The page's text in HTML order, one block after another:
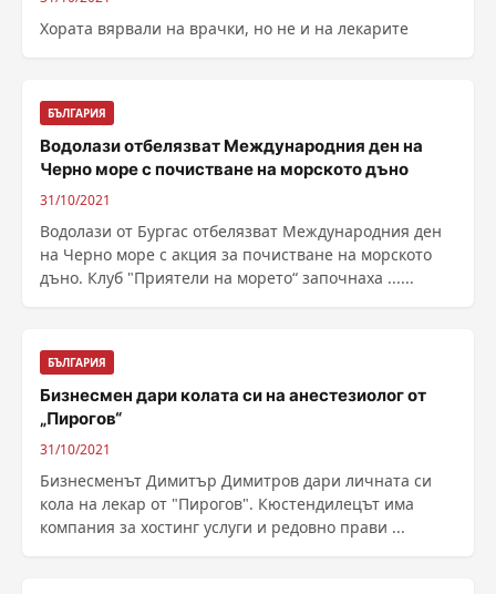
Хората вярвали на врачки, но не и на лекарите
БЪЛГАРИЯ
Водолази отбелязват Международния ден на
Черно море с почистване на морското дъно
31/10/2021
Водолази от Бургас отбелязват Международния ден
на Черно море с акция за почистване на морското
дъно. Клуб "Приятели на морето“ започнаха ......
БЪЛГАРИЯ
Бизнесмен дари колата си на анестезиолог от
„Пирогов“
31/10/2021
Бизнесменът Димитър Димитров дари личната си
кола на лекар от "Пирогов". Кюстендилецът има
компания за хостинг услуги и редовно прави ...